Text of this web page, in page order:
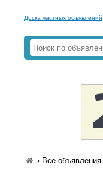
Доска частных объявлений
› Все